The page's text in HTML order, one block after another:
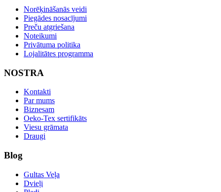
Norēķināšanās veidi
Piegādes nosacījumi
Preču atgriešana
Noteikumi
Privātuma politika
Lojalitātes programma
NOSTRA
Kontakti
Par mums
Biznesam
Oeko-Tex sertifikāts
Viesu grāmata
Draugi
Blog
Gultas Veļa
Dvieļi